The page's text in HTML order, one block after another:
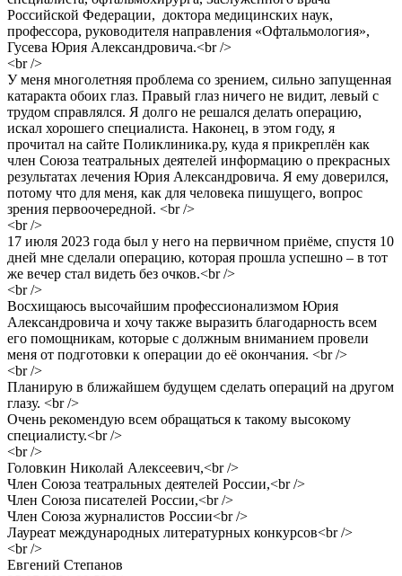
Российской Федерации, доктора медицинских наук,
профессора, руководителя направления «Офтальмология»,
Гусева Юрия Александровича.<br />
<br />
У меня многолетняя проблема со зрением, сильно запущенная
катаракта обоих глаз. Правый глаз ничего не видит, левый с
трудом справлялся. Я долго не решался делать операцию,
искал хорошего специалиста. Наконец, в этом году, я
прочитал на сайте Поликлиника.ру, куда я прикреплён как
член Союза театральных деятелей информацию о прекрасных
результатах лечения Юрия Александровича. Я ему доверился,
потому что для меня, как для человека пишущего, вопрос
зрения первоочередной. <br />
<br />
17 июля 2023 года был у него на первичном приёме, спустя 10
дней мне сделали операцию, которая прошла успешно – в тот
же вечер стал видеть без очков.<br />
<br />
Восхищаюсь высочайшим профессионализмом Юрия
Александровича и хочу также выразить благодарность всем
его помощникам, которые с должным вниманием провели
меня от подготовки к операции до её окончания. <br />
<br />
Планирую в ближайшем будущем сделать операций на другом
глазу. <br />
Очень рекомендую всем обращаться к такому высокому
специалисту.<br />
<br />
Головкин Николай Алексеевич,<br />
Член Союза театральных деятелей России,<br />
Член Союза писателей России,<br />
Член Союза журналистов России<br />
Лауреат международных литературных конкурсов<br />
<br />
Евгений Степанов